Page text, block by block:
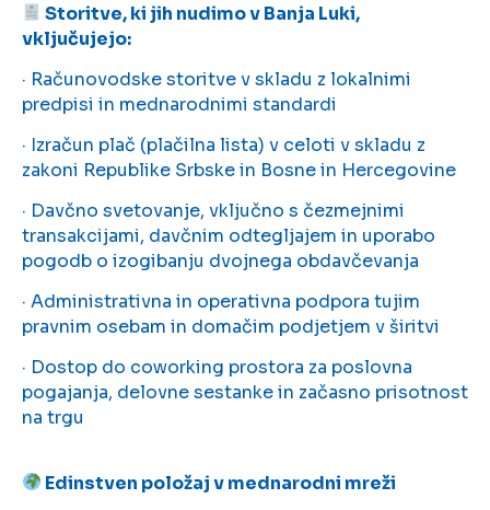
Storitve, ki jih nudimo v Banja Luki,
vključujejo:
· Računovodske storitve v skladu z lokalnimi
predpisi in mednarodnimi standardi
· Izračun plač (plačilna lista) v celoti v skladu z
zakoni Republike Srbske in Bosne in Hercegovine
· Davčno svetovanje, vključno s čezmejnimi
transakcijami, davčnim odtegljajem in uporabo
pogodb o izogibanju dvojnega obdavčevanja
· Administrativna in operativna podpora tujim
pravnim osebam in domačim podjetjem v širitvi
· Dostop do coworking prostora za poslovna
pogajanja, delovne sestanke in začasno prisotnost
na trgu
Edinstven položaj v mednarodni mreži